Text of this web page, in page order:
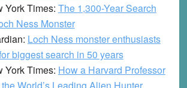
York Times: The 1,300-Year Search
Ness Monster
Loch Ness monster enthusiasts
biggest search in 50 years
York Times: How a Harvard Professor